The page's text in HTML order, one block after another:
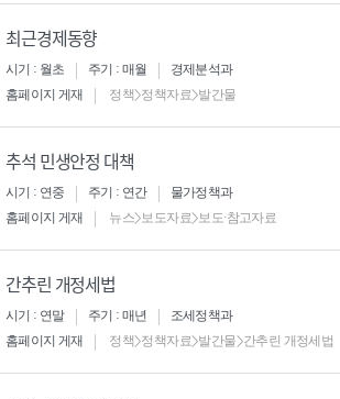
최근경제동향
시기 : 월초 주기 : 매월
경제분석과
홈페이지 게재
정책>정책자료>발간물
추석 민생안정 대책
시기 : 연중 주기 : 연간
물가정책과
홈페이지 게재
뉴스>보도자료>보도·참고자료
간추린 개정세법
시기 : 연말 주기 : 매년
조세정책과
홈페이지 게재
정책>정책자료>발간물>간추린 개정세법